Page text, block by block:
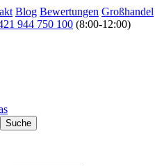
Blog Bewertungen Großhandel
944 750 100 (8:00-12:00)
Suche